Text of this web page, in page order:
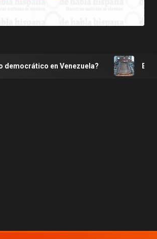
EE.UU. y aliados